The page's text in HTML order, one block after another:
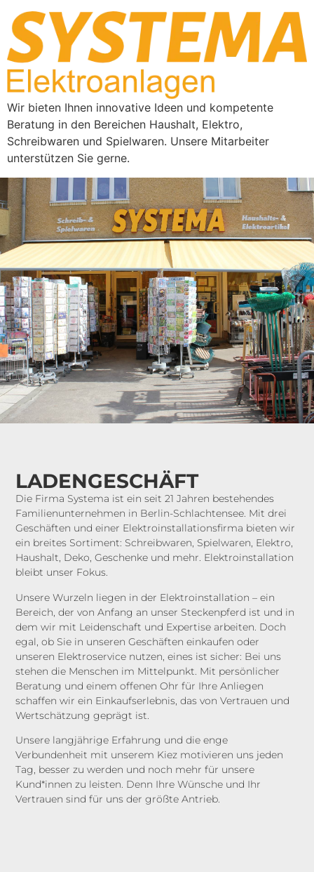
Wir bieten Ihnen innovative Ideen und kompetente
Beratung in den Bereichen Haushalt, Elektro,
Schreibwaren und Spielwaren. Unsere Mitarbeiter
unterstützen Sie gerne.
LADENGESCHÄFT
Die Firma Systema ist ein seit 21 Jahren bestehendes
Familienunternehmen in Berlin-Schlachtensee. Mit drei
Geschäften und einer Elektroinstallationsfirma bieten wir
ein breites Sortiment: Schreibwaren, Spielwaren, Elektro,
Haushalt, Deko, Geschenke und mehr. Elektroinstallation
bleibt unser Fokus.
Unsere Wurzeln liegen in der Elektroinstallation – ein
Bereich, der von Anfang an unser Steckenpferd ist und in
dem wir mit Leidenschaft und Expertise arbeiten. Doch
egal, ob Sie in unseren Geschäften einkaufen oder
unseren Elektroservice nutzen, eines ist sicher: Bei uns
stehen die Menschen im Mittelpunkt. Mit persönlicher
Beratung und einem offenen Ohr für Ihre Anliegen
schaffen wir ein Einkaufserlebnis, das von Vertrauen und
Wertschätzung geprägt ist.
Unsere langjährige Erfahrung und die enge
Verbundenheit mit unserem Kiez motivieren uns jeden
Tag, besser zu werden und noch mehr für unsere
Kund*innen zu leisten. Denn Ihre Wünsche und Ihr
Vertrauen sind für uns der größte Antrieb.